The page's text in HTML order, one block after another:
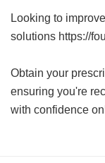
Looking to
solutions https://
Obtain your
ensuring you're
with confidence